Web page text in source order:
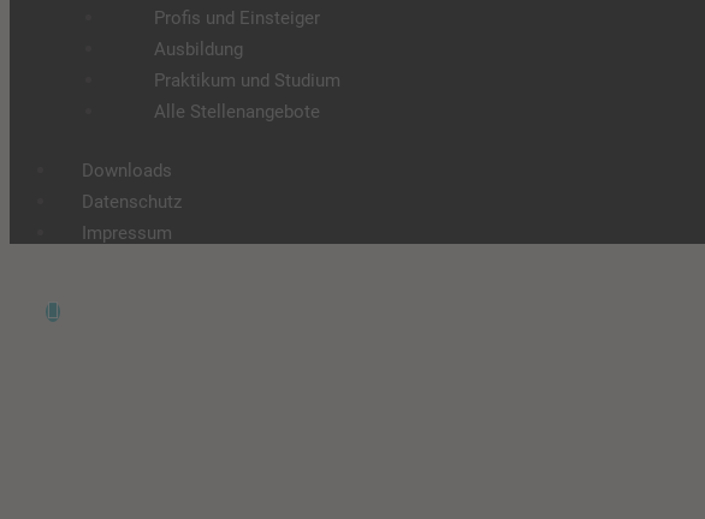
Profis und Einsteiger
Ausbildung
Praktikum und Studium
Alle Stellenangebote
Downloads
Datenschutz
Impressum